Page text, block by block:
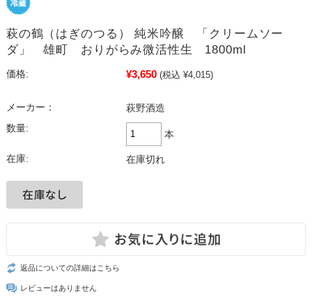
萩の鶴（はぎのつる） 純米吟醸 「クリームソー
ダ」 雄町 おりがらみ微活性生 1800ml
価格: ¥3,650 (税込 ¥4,015)
メーカー：
萩野酒造
数量:
本
在庫: 在庫切れ
返品についての詳細はこちら
レビューはありません